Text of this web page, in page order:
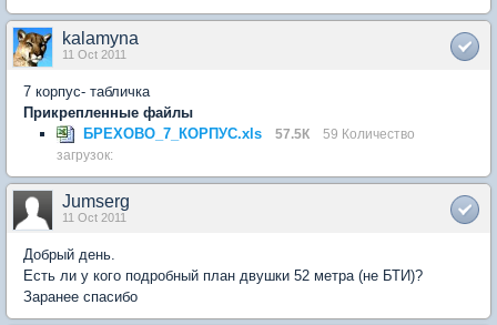
kalamyna
11 Oct 2011
7 корпус- табличка
Прикрепленные файлы
БРЕХОВО_7_КОРПУС.xls
57.5К
59 Количество
загрузок:
Jumserg
11 Oct 2011
Добрый день.
Есть ли у кого подробный план двушки 52 метра (не БТИ)?
Заранее спасибо